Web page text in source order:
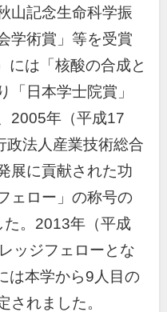
山記念生命科学振
学術賞」等を受賞
には「核酸の合成と
「日本学士院賞」
2005年（平成17
政法人産業技術総合
展に貢献された功
ェロー」の称号の
。2013年（平成
ッジフェローとな
は本学から9人目の
されました。